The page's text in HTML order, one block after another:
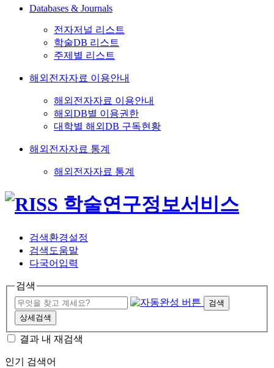
Databases & Journals
전자저널 리스트
학술DB 리스트
주제별 리스트
해외전자자료 이용안내
해외전자자료 이용안내
해외DB별 이용권한
대학별 해외DB 구독현황
해외전자자료 통계
해외전자자료 통계
검색환경설정
검색도움말
다국어입력
검색
검색
상세검색
결과 내 재검색
인기 검색어